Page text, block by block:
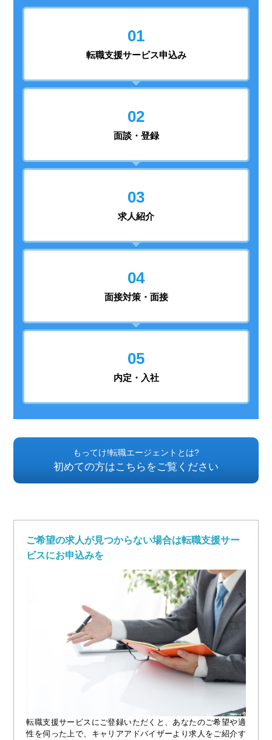
01
転職支援サービス申込み
02
面談・登録
03
求人紹介
04
面接対策・面接
05
内定・入社
もってけ!転職エージェントとは?
初めての方はこちらをご覧ください
ご希望の求人が見つからない場合は転職支援サー
ビスにお申込みを
転職支援サービスにご登録いただくと、あなたのご希望や適
性を伺った上で、キャリアアドバイザーより求人をご紹介す